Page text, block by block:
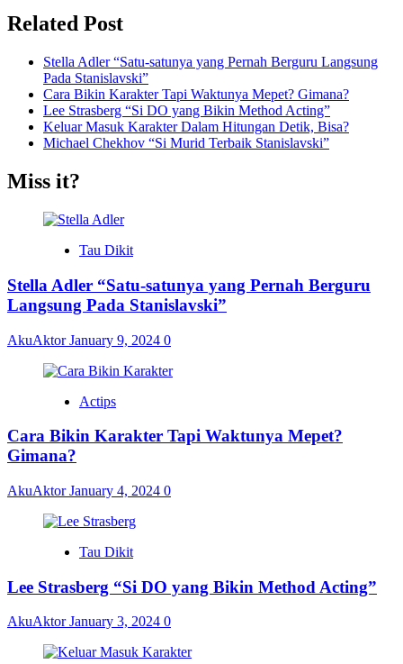
Related Post
Stella Adler “Satu-satunya yang Pernah Berguru Langsung
Pada Stanislavski”
Cara Bikin Karakter Tapi Waktunya Mepet? Gimana?
Lee Strasberg “Si DO yang Bikin Method Acting”
Keluar Masuk Karakter Dalam Hitungan Detik, Bisa?
Michael Chekhov “Si Murid Terbaik Stanislavski”
Miss it?
Tau Dikit
Stella Adler “Satu-satunya yang Pernah Berguru
Langsung Pada Stanislavski”
AkuAktorJanuary 9, 2024 0
Actips
Cara Bikin Karakter Tapi Waktunya Mepet?
Gimana?
AkuAktorJanuary 4, 2024 0
Tau Dikit
Lee Strasberg “Si DO yang Bikin Method Acting”
AkuAktorJanuary 3, 2024 0